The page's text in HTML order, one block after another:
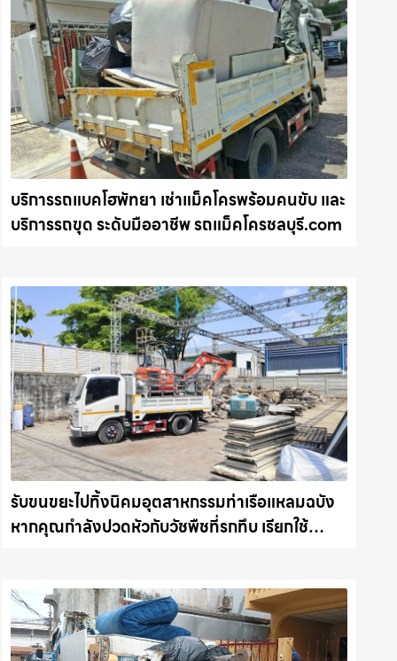
บริการรถแบคโฮพัทยา เช่าแม็คโครพร้อมคนขับ และ
บริการรถขุด ระดับมืออาชีพ รถแม็คโครชลบุรี.com
รับขนขยะไปทิ้งนิคมอุตสาหกรรมท่าเรือแหลมฉบัง
หากคุณกำลังปวดหัวกับวัชพืชที่รกทึบ เรียกใช้